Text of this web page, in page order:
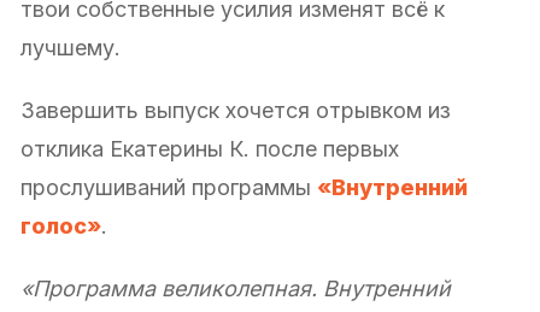
твои собственные усилия изменят всё к
лучшему.
Завершить выпуск хочется отрывком из
отклика Екатерины К. после первых
прослушиваний программы «Внутренний
голос».
«Программа великолепная. Внутренний